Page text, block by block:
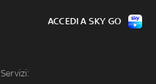
Servizi:
ACCEDI A SKY GO